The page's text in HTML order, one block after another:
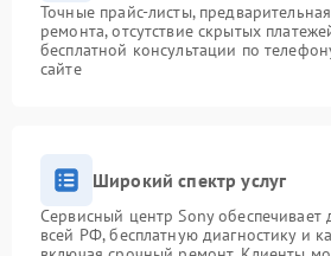
Точные прайс-листы,
ремонта, отсутствие скрытых
бесплатной консультации по
сайте
Широкий спектр услуг
Сервисный центр Sony обеспечивает
всей РФ, бесплатную диагностику и